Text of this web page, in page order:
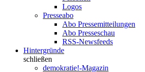
Logos
Presseabo
Abo Pressemitteilungen
Abo Presseschau
RSS-Newsfeeds
Hintergründe
schließen
demokratie!-Magazin